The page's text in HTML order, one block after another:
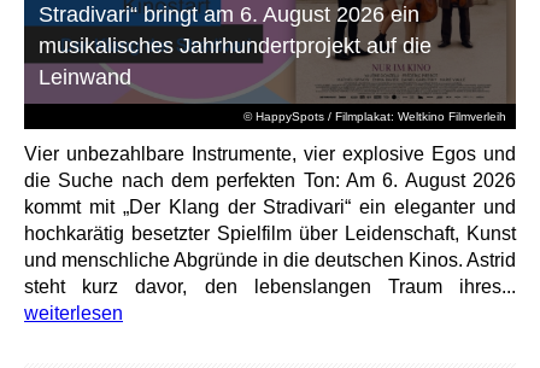
© HappySpots / Filmplakat: Weltkino Filmverleih
Stradivari“ bringt am 6. August 2026 ein
musikalisches Jahrhundertprojekt auf die
Leinwand
Vier unbezahlbare Instrumente, vier explosive Egos und
die Suche nach dem perfekten Ton: Am 6. August 2026
kommt mit „Der Klang der Stradivari“ ein eleganter und
hochkarätig besetzter Spielfilm über Leidenschaft, Kunst
und menschliche Abgründe in die deutschen Kinos. Astrid
steht kurz davor, den lebenslangen Traum ihres...
weiterlesen